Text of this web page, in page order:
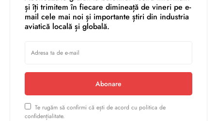
și îți trimitem în fiecare dimineață de vineri pe e-
mail cele mai noi și importante știri din industria
aviatică locală și globală.
Abonare
Te rugăm să confirmi că ești de acord cu politica de
confidențialitate.